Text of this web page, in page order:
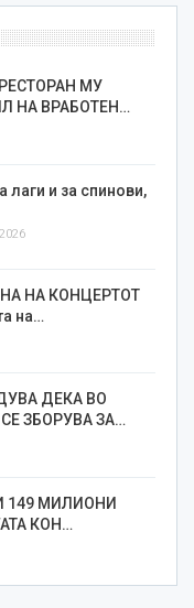
МУ
НА ВРАБОТЕН…
и за спинови,
НА КОНЦЕРТОТ
на…
ДЕКА ВО
ЗБОРУВА ЗА…
МИЛИОНИ
КОН…